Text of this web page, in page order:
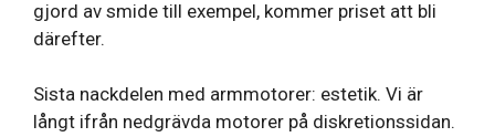
gjord av smide till exempel, kommer priset att bli
därefter.
Sista nackdelen med armmotorer: estetik. Vi är
långt ifrån nedgrävda motorer på diskretionssidan.